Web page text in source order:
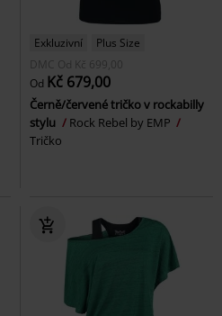
Exkluzivní
Plus Size
DMC Od Kč 699,00
Od Kč 679,00
Černě/červené tričko v rockabilly
stylu
Rock Rebel by EMP
Tričko